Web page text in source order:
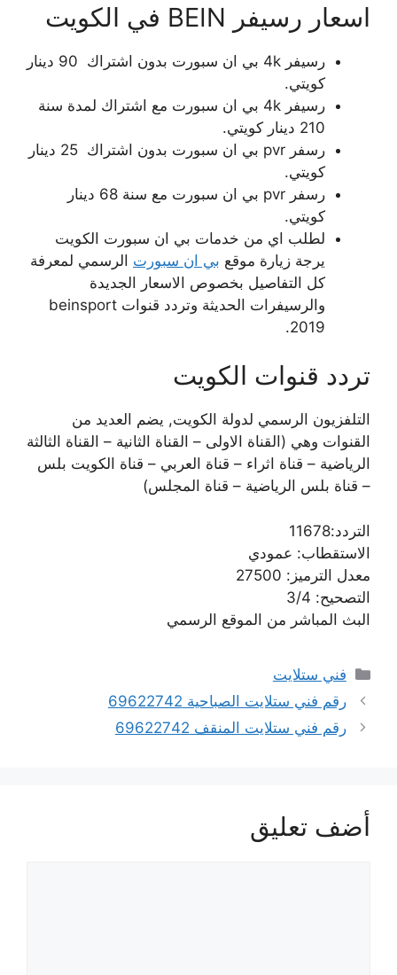
اسعار رسيفر BEIN في الكويت
رسيفر 4k بي ان سبورت بدون اشتراك 90 دينار
كويتي.
رسيفر 4k بي ان سبورت مع اشتراك لمدة سنة
210 دينار كويتي.
رسفر pvr بي ان سبورت بدون اشتراك 25 دينار
كويتي.
رسفر pvr بي ان سبورت مع سنة 68 دينار
كويتي.
لطلب اي من خدمات بي ان سبورت الكويت
يرجة زيارة موقع بي ان سبورت الرسمي لمعرفة
كل التفاصيل بخصوص الاسعار الجديدة
والرسيفرات الحديثة وتردد قنوات beinsport
2019.
تردد قنوات الكويت
التلفزيون الرسمي لدولة الكويت, يضم العديد من
القنوات وهي (القناة الاولى – القناة الثانية – القناة الثالثة
الرياضية – قناة اثراء – قناة العربي – قناة الكويت بلس
– قناة بلس الرياضية – قناة المجلس)
التردد:11678
الاستقطاب: عمودي
معدل الترميز: 27500
التصحيح: 3/4
البث المباشر من الموقع الرسمي
التصنيفات
فني ستلايت
رقم فني ستلايت الصباحية 69622742
رقم فني ستلايت المنقف 69622742
أضف تعليق